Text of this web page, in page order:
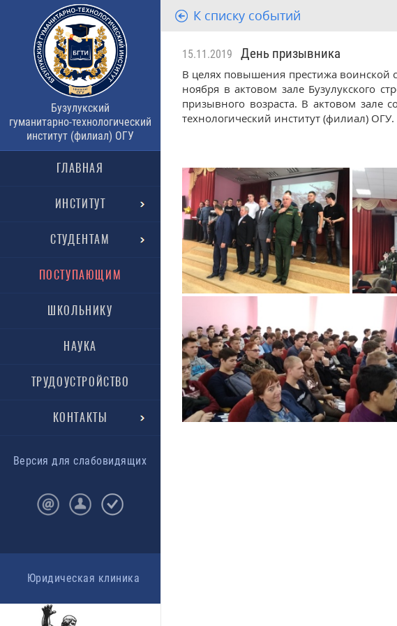
Бузулукский
гуманитарно-технологический
институт (филиал) ОГУ
ГЛАВНАЯ
ИНСТИТУТ
СТУДЕНТАМ
ПОСТУПАЮЩИМ
ШКОЛЬНИКУ
НАУКА
ТРУДОУСТРОЙСТВО
КОНТАКТЫ
Версия для слабовидящих
Юридическая клиника
К списку событий
15.11.2019 День призывника
В целях повышения престижа воинской
ноября в актовом зале Бузулукского
призывного возраста. В актовом зале
технологический институт (филиал)